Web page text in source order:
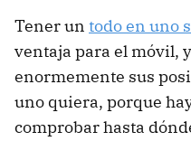
Tener un todo en uno
ventaja para el móvil,
enormemente sus
uno quiera, porque
comprobar hasta